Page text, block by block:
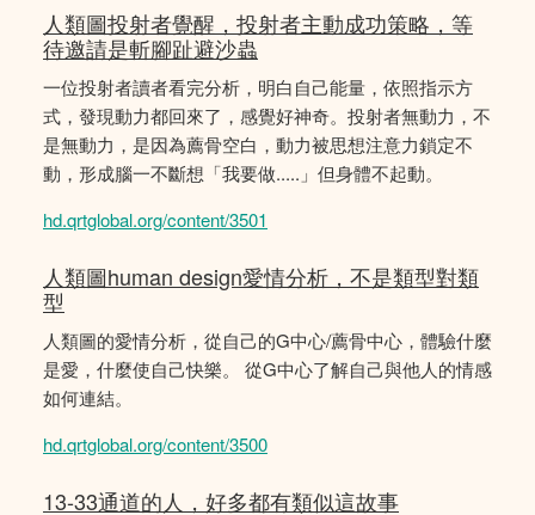
人類圖投射者覺醒，投射者主動成功策略，等
待邀請是斬腳趾避沙蟲
一位投射者讀者看完分析，明白自己能量，依照指示方
式，發現動力都回來了，感覺好神奇。投射者無動力，不
是無動力，是因為薦骨空白，動力被思想注意力鎖定不
動，形成腦一不斷想「我要做.....」但身體不起動。
hd.qrtglobal.org/content/3501
人類圖human design愛情分析，不是類型對類
型
人類圖的愛情分析，從自己的G中心/薦骨中心，體驗什麼
是愛，什麼使自己快樂。 從G中心了解自己與他人的情感
如何連結。
hd.qrtglobal.org/content/3500
13-33通道的人，好多都有類似這故事